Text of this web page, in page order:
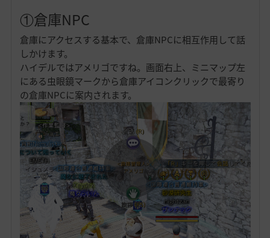
①倉庫NPC
倉庫にアクセスする基本で、倉庫NPCに相互作用して話
しかけます。
ハイデルではアメリゴですね。画面右上、ミニマップ左
にある虫眼鏡マークから倉庫アイコンクリックで最寄り
の倉庫NPCに案内されます。